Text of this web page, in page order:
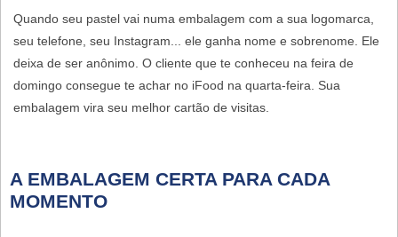
Quando seu pastel vai numa embalagem com a sua logomarca,
seu telefone, seu Instagram... ele ganha nome e sobrenome. Ele
deixa de ser anônimo. O cliente que te conheceu na feira de
domingo consegue te achar no iFood na quarta-feira. Sua
embalagem vira seu melhor cartão de visitas.
A EMBALAGEM CERTA PARA CADA
MOMENTO